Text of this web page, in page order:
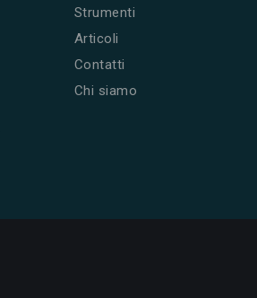
Strumenti
Articoli
Contatti
Chi siamo